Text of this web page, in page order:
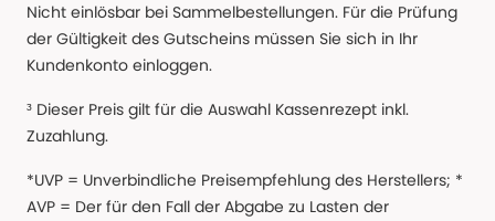
Nicht einlösbar bei Sammelbestellungen. Für die Prüfung
der Gültigkeit des Gutscheins müssen Sie sich in Ihr
Kundenkonto einloggen.
³ Dieser Preis gilt für die Auswahl Kassenrezept inkl.
Zuzahlung.
*UVP = Unverbindliche Preisempfehlung des Herstellers; *
AVP = Der für den Fall der Abgabe zu Lasten der